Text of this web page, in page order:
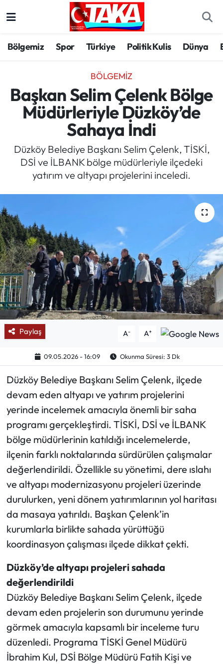
Bölgemiz Spor Türkiye Politik Kulis Dünya
BÖLGEMIZ
Başkan Selim Çelenk Bölge
Müdürleriyle Düzköy’de
Sahaya İndi
Düzköy Belediye Başkanı Selim Çelenk, TİSKİ,
DSİ ve İLBANK bölge müdürleriyle ilçedeki
yatırım ve altyapı projelerini inceledi.
Paylaş A- A+
09.05.2026 - 16:09 Okunma Süresi: 3 Dk
Düzköy Belediye Başkanı Selim Çelenk, ilçede
devam eden altyapı ve yatırım projelerini
yerinde incelemek amacıyla önemli bir saha
programı gerçekleştirdi. TİSKİ, DSİ ve İLBANK
bölge müdürlerinin katıldığı incelemelerde,
ilçenin farklı noktalarında sürdürülen çalışmalar
değerlendirildi. Özellikle su yönetimi, dere ıslahı
ve altyapı modernizasyonu projeleri üzerinde
durulurken, yeni dönem yatırımlarının yol haritası
da masaya yatırıldı. Başkan Çelenk’in
kurumlarla birlikte sahada yürüttüğü
koordinasyon çalışması ilçede dikkat çekti.
Düzköy’de altyapı projeleri sahada
değerlendirildi
Düzköy Belediye Başkanı Selim Çelenk, ilçede
devam eden projelerin son durumunu yerinde
görmek amacıyla kapsamlı bir inceleme turu
düzenledi. Programa TİSKİ Genel Müdürü
İbrahim Kul, DSİ Bölge Müdürü Fatih Kişi ve
Spor
Türkiye
Kültür/Sanat
Politik Kulis
Mektup Galeri
Röportaj
Manşet
Köşe Yazıları
Karikatür Galeri
BIK
ASTROLOJİ
Spor Yazıları
Mektup Galeri
Ekonomi
Sağlık
Turizm
Teknoloji
Trabzon Hava Durumu
Trabzon Trafik Yoğunluk Haritası
Süper Lig Puan Durumu ve Fikstür
Tüm Manşetler
Son Dakika Haberleri